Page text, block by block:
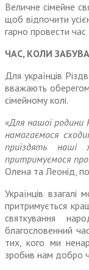
Величне сімейне
щоб відпочити
гарно провести
ЧАС, КОЛИ
Для українців
вважають
сімейному колі.
«Для нашої родини
нама­гаємося
приїздять наші
притримуємося
Олена та Леонід,
Українців
притри­мується
святкування
благословенний
тих, кого ми
зробив нам добро